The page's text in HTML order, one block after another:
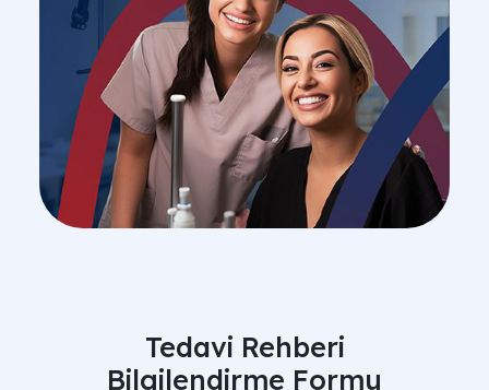
Tedavi Rehberi
Bilgilendirme Formu